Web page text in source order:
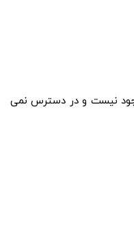
نیست و در دسترس نمی